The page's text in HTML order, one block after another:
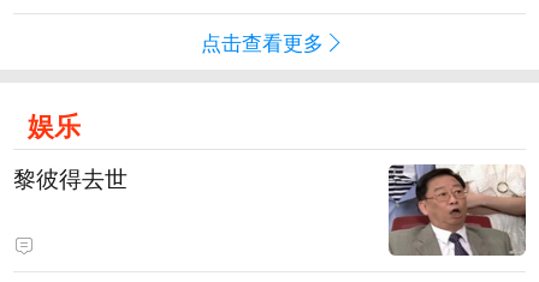
点击查看更多
娱乐
黎彼得去世